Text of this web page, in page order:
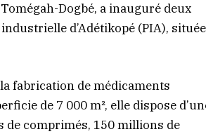
Dogbé, a inauguré deux
d’Adétikopé (PIA),
fabrication de médicaments
de 7 000 m², elle dispose
comprimés, 150 millions de